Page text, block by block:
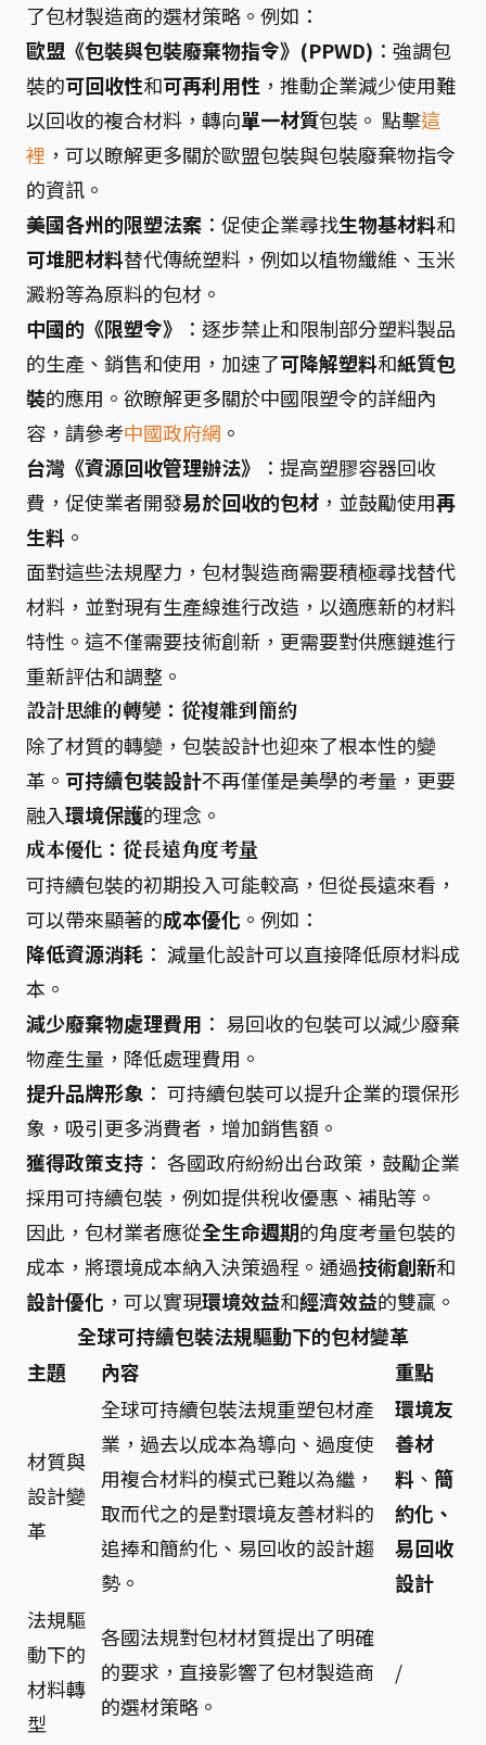
了包材製造商的選材策略。例如：
歐盟《包裝與包裝廢棄物指令》(PPWD) ：強調包
裝的可回收性和可再利用性 ，推動企業減少使用難
以回收的複合材料，轉向單一材質包裝。 點擊這
裡 ，可以瞭解更多關於歐盟包裝與包裝廢棄物指令
的資訊。
美國各州的限塑法案 ：促使企業尋找生物基材料和
可堆肥材料替代傳統塑料，例如以植物纖維、玉米
澱粉等為原料的包材。
中國的《限塑令》
：逐步禁止和限制部分塑料製品
的生產、銷售和使用，加速了可降解塑料和紙質包
裝的應用。欲瞭解更多關於中國限塑令的詳細內
容，請參考中國政府網 。
台灣《資源回收管理辦法》
：提高塑膠容器回收
費，促使業者開發易於回收的包材 ，並鼓勵使用再
生料 。
面對這些法規壓力，包材製造商需要積極尋找替代
材料，並對現有生產線進行改造，以適應新的材料
特性。這不僅需要技術創新，更需要對供應鏈進行
重新評估和調整。
設計思維的轉變：從複雜到簡約
除了材質的轉變，包裝設計也迎來了根本性的變
革。 可持續包裝設計不再僅僅是美學的考量，更要
融入環境保護的理念。
成本優化：從長遠角度考量
可持續包裝的初期投入可能較高，但從長遠來看，
可以帶來顯著的成本優化 。例如：
降低資源消耗 ： 減量化設計可以直接降低原材料成
本。
減少廢棄物處理費用 ： 易回收的包裝可以減少廢棄
物產生量，降低處理費用。
提升品牌形象 ： 可持續包裝可以提升企業的環保形
象，吸引更多消費者，增加銷售額。
獲得政策支持 ： 各國政府紛紛出台政策，鼓勵企業
採用可持續包裝，例如提供稅收優惠、補貼等。
因此，包材業者應從全生命週期的角度考量包裝的
成本，將環境成本納入決策過程。通過技術創新和
設計優化 ，可以實現環境效益和經濟效益的雙贏。
全球可持續包裝法規驅動下的包材變革
主題
內容 重點
材質與
設計變
革
全球可持續包裝法規重塑包材產
業，過去以成本為導向、過度使
用複合材料的模式已難以為繼，
取而代之的是對環境友善材料的
追捧和簡約化、易回收的設計趨
勢。
環境友
善材
料 、 簡
約化、
易回收
設計
法規驅
動下的
材料轉
型
各國法規對包材材質提出了明確
的要求，直接影響了包材製造商
的選材策略。
/